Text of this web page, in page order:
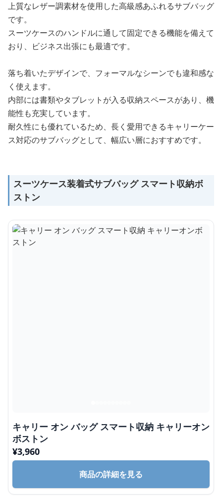
上質なレザー調素材を使用した高級感あふれるサブバッグ
です。
スーツケースのハンドルに通して固定できる機能を備えて
おり、ビジネス出張にも最適です。
落ち着いたデザインで、フォーマルなシーンでも違和感な
く使えます。
内部には書類やタブレットが入る収納スペースがあり、機
能性も充実しています。
耐久性にも優れているため、長く愛用できるキャリーケー
ス対応のサブバッグとして、幅広い層におすすめです。
スーツケース装着式サブバッグ スマート収納ボ
ストン
キャリー オン バッグ スマート収納 キャリーオン
ボストン
¥3,960
商品の詳細を見る